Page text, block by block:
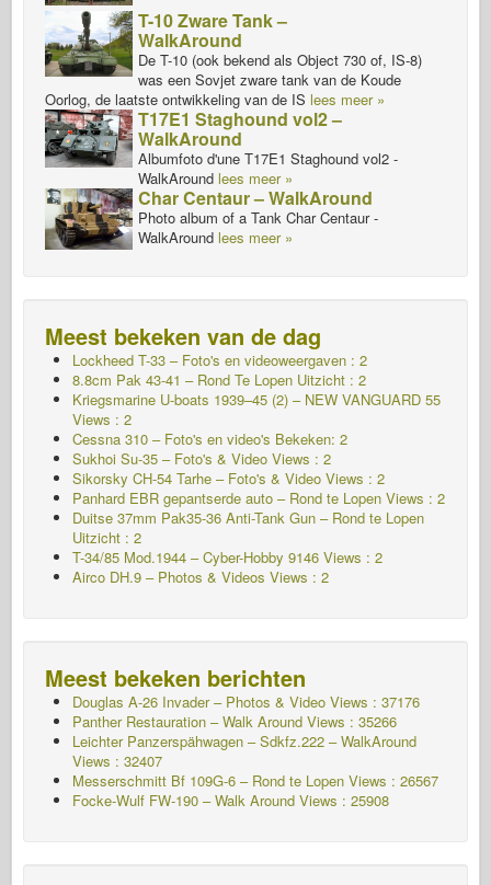
T-10 Zware Tank –
WalkAround
De T-10 (ook bekend als Object 730 of, IS-8)
was een Sovjet zware tank van de Koude
Oorlog, de laatste ontwikkeling van de IS lees meer »
T17E1 Staghound vol2 –
WalkAround
Albumfoto d'une T17E1 Staghound vol2 -
WalkAround lees meer »
Char Centaur – WalkAround
Photo album of a Tank Char Centaur -
WalkAround lees meer »
Meest bekeken van de dag
Lockheed T-33 – Foto's en videoweergaven : 2
8.8cm Pak 43-41 – Rond Te Lopen Uitzicht : 2
Kriegsmarine U-boats 1939–45 (2) – NEW VANGUARD 55
Views : 2
Cessna 310 – Foto's en video's Bekeken: 2
Sukhoi Su-35 – Foto's & Video Views : 2
Sikorsky CH-54 Tarhe – Foto's & Video Views : 2
Panhard EBR gepantserde auto – Rond te Lopen Views : 2
Duitse 37mm Pak35-36 Anti-Tank Gun – Rond te Lopen
Uitzicht : 2
T-34/85 Mod.1944 – Cyber-Hobby 9146 Views : 2
Airco DH.9 – Photos & Videos Views : 2
Meest bekeken berichten
Douglas A-26 Invader – Photos & Video Views : 37176
Panther Restauration – Walk Around Views : 35266
Leichter Panzerspähwagen – Sdkfz.222 – WalkAround
Views : 32407
Messerschmitt Bf 109G-6 – Rond te Lopen Views : 26567
Focke-Wulf FW-190 – Walk Around Views : 25908